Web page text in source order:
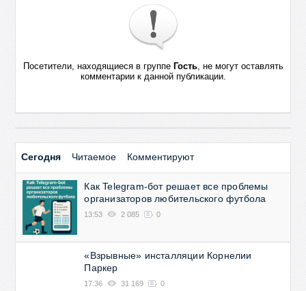
Посетители, находящиеся в группе Гость, не могут оставлять
комментарии к данной публикации.
Сегодня Читаемое Комментируют
Как Telegram-бот решает все проблемы
организаторов любительского футбола
13:53 2 085 0
«Взрывные» инсталляции Корнелии
Паркер
17:36 31 169 0